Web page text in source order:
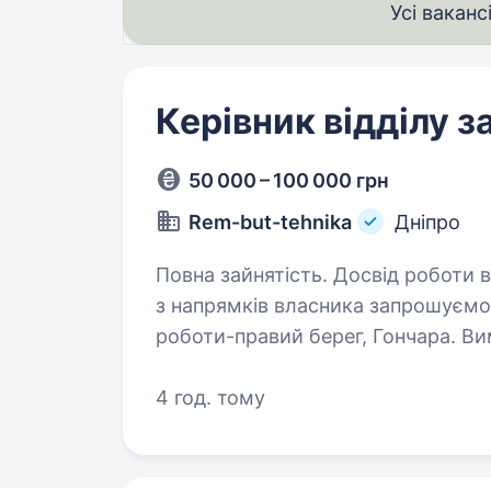
Усі
Керівник відділу
50 000 – 100 000 грн
Rem-but-tehnika
Дніпро
Повна зайнятість. Досвід роботи від
з напрямків власника запрошуємо
роботи-правий берег, Гончара.
4 год. тому